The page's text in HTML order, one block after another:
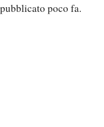
pubblicato poco fa.